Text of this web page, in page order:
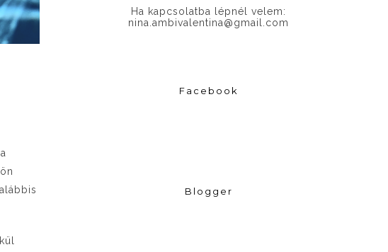
Ha kapcsolatba lépnél velem:
nina.ambivalentina@gmail.com
Facebook
Blogger